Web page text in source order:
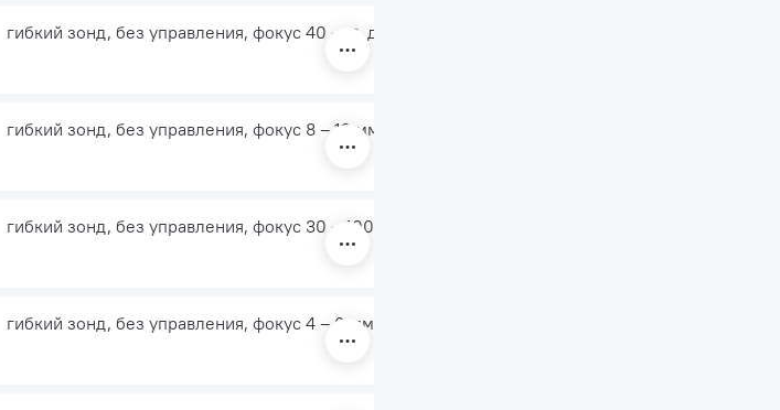
гибкий зонд, без управления, фокус 40 – ∞, длина 800 мм
гибкий зонд, без управления, фокус 8 – 12 мм, длина 800 мм
гибкий зонд, без управления, фокус 30 – 100 мм, длина 800 мм
гибкий зонд, без управления, фокус 4 – 6 мм, длина 800 мм